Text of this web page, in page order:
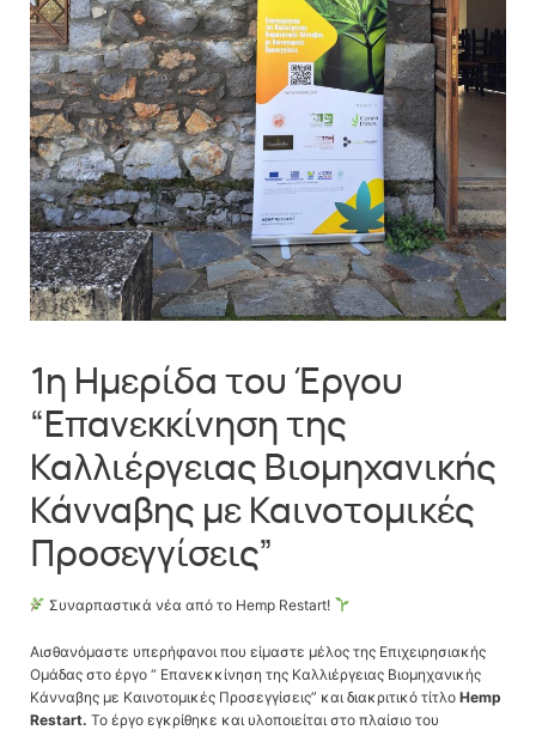
1η Ημερίδα του Έργου
“Επανεκκίνηση της
Καλλιέργειας Βιομηχανικής
Κάνναβης με Καινοτομικές
Προσεγγίσεις”
Συναρπαστικά νέα από το Hemp Restart!
Αισθανόμαστε υπερήφανοι που είμαστε μέλος της Επιχειρησιακής
Ομάδας στο έργο “ Επανεκκίνηση της Καλλιέργειας Βιομηχανικής
Κάνναβης με Καινοτομικές Προσεγγίσεις” και διακριτικό τίτλο Hemp
Restart. Το έργο εγκρίθηκε και υλοποιείται στο πλαίσιο του